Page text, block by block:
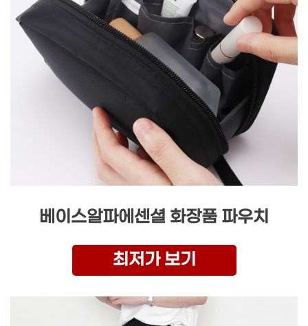
베이스알파에센셜 화장품 파우치
최저가 보기